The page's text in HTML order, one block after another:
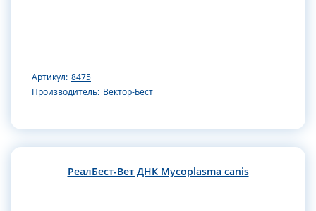
Артикул: 8475
Производитель: Вектор-Бест
РеалБест-Вет ДНК Mycoplasma canis